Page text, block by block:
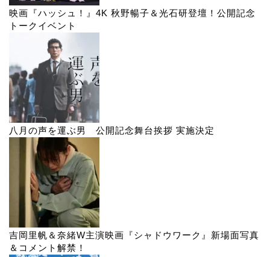
映画『ハッシュ！』4K 秋野暢子＆光石研登壇！公開記念
トークイベント
八月の声を運ぶ男 公開記念舞台挨拶 実施決定
吉岡里帆＆奈緒W主演映画『シャドウワーク』新場面写真
＆コメント解禁！